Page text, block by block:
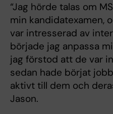
“Jag hörde talas om
min kandidatexamen,
var intresserad av
började jag anpassa
jag förstod att de var
sedan hade börjat
aktivt till dem och
Jason.